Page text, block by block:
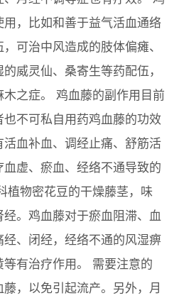
，比如和善于益气活血通络
可治中风造成的肢体偏瘫、
威灵仙、桑寄生等药配伍，
之症。 鸡血藤的副作用目前
不可私自用药鸡血藤的功效
血补血、调经止痛、舒筋活
虚、瘀血、经络不通导致的
植物密花豆的干燥藤茎，味
。鸡血藤对于瘀血阻滞、血
、闭经，经络不通的风湿痹
有治疗作用。 需要注意的
，以免引起流产。另外，月